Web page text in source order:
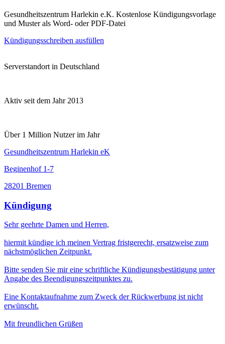
Gesundheitszentrum Harlekin e.K. Kostenlose Kündigungsvorlage
und Muster als Word- oder PDF-Datei
Kündigungsschreiben ausfüllen
Serverstandort in Deutschland
Aktiv seit dem Jahr 2013
Über 1 Million Nutzer im Jahr
Gesundheitszentrum Harlekin eK
Beginenhof 1-7
28201 Bremen
Kündigung
Sehr geehrte Damen und Herren,
hiermit kündige ich meinen Vertrag fristgerecht, ersatzweise zum
nächstmöglichen Zeitpunkt.
Bitte senden Sie mir eine schriftliche Kündigungsbestätigung unter
Angabe des Beendigungszeitpunktes zu.
Eine Kontaktaufnahme zum Zweck der Rückwerbung ist nicht
erwünscht.
Mit freundlichen Grüßen